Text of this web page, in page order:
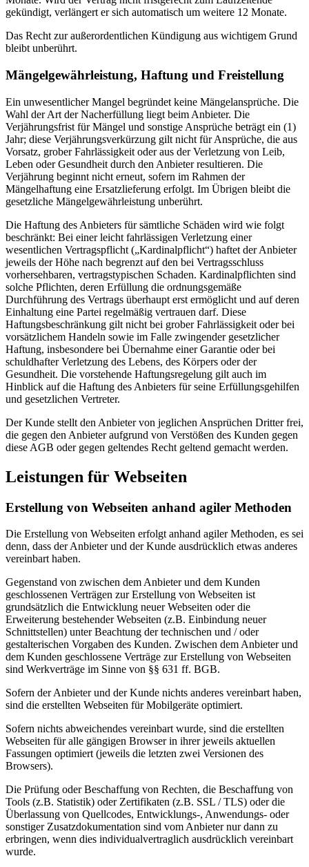
gekündigt, verlängert er sich automatisch um weitere 12 Monate.
Das Recht zur außerordentlichen Kündigung aus wichtigem Grund
bleibt unberührt.
Mängelgewährleistung, Haftung und Freistellung
Ein unwesentlicher Mangel begründet keine Mängelansprüche. Die
Wahl der Art der Nacherfüllung liegt beim Anbieter. Die
Verjährungsfrist für Mängel und sonstige Ansprüche beträgt ein (1)
Jahr; diese Verjährungsverkürzung gilt nicht für Ansprüche, die aus
Vorsatz, grober Fahrlässigkeit oder aus der Verletzung von Leib,
Leben oder Gesundheit durch den Anbieter resultieren. Die
Verjährung beginnt nicht erneut, sofern im Rahmen der
Mängelhaftung eine Ersatzlieferung erfolgt. Im Übrigen bleibt die
gesetzliche Mängelgewährleistung unberührt.
Die Haftung des Anbieters für sämtliche Schäden wird wie folgt
beschränkt: Bei einer leicht fahrlässigen Verletzung einer
wesentlichen Vertragspflicht („Kardinalpflicht“) haftet der Anbieter
jeweils der Höhe nach begrenzt auf den bei Vertragsschluss
vorhersehbaren, vertragstypischen Schaden. Kardinalpflichten sind
solche Pflichten, deren Erfüllung die ordnungsgemäße
Durchführung des Vertrags überhaupt erst ermöglicht und auf deren
Einhaltung eine Partei regelmäßig vertrauen darf. Diese
Haftungsbeschränkung gilt nicht bei grober Fahrlässigkeit oder bei
vorsätzlichem Handeln sowie im Falle zwingender gesetzlicher
Haftung, insbesondere bei Übernahme einer Garantie oder bei
schuldhafter Verletzung des Lebens, des Körpers oder der
Gesundheit. Die vorstehende Haftungsregelung gilt auch im
Hinblick auf die Haftung des Anbieters für seine Erfüllungsgehilfen
und gesetzlichen Vertreter.
Der Kunde stellt den Anbieter von jeglichen Ansprüchen Dritter frei,
die gegen den Anbieter aufgrund von Verstößen des Kunden gegen
diese AGB oder gegen geltendes Recht geltend gemacht werden.
Leistungen für Webseiten
Erstellung von Webseiten anhand agiler Methoden
Die Erstellung von Webseiten erfolgt anhand agiler Methoden, es sei
denn, dass der Anbieter und der Kunde ausdrücklich etwas anderes
vereinbart haben.
Gegenstand von zwischen dem Anbieter und dem Kunden
geschlossenen Verträgen zur Erstellung von Webseiten ist
grundsätzlich die Entwicklung neuer Webseiten oder die
Erweiterung bestehender Webseiten (z.B. Einbindung neuer
Schnittstellen) unter Beachtung der technischen und / oder
gestalterischen Vorgaben des Kunden. Zwischen dem Anbieter und
dem Kunden geschlossene Verträge zur Erstellung von Webseiten
sind Werkverträge im Sinne von §§ 631 ff. BGB.
Sofern der Anbieter und der Kunde nichts anderes vereinbart haben,
sind die erstellten Webseiten für Mobilgeräte optimiert.
Sofern nichts abweichendes vereinbart wurde, sind die erstellten
Webseiten für alle gängigen Browser in ihrer jeweils aktuellen
Fassungen optimiert (jeweils die letzten zwei Versionen des
Browsers).
Die Prüfung oder Beschaffung von Rechten, die Beschaffung von
Tools (z.B. Statistik) oder Zertifikaten (z.B. SSL / TLS) oder die
Überlassung von Quellcodes, Entwicklungs-, Anwendungs- oder
sonstiger Zusatzdokumentation sind vom Anbieter nur dann zu
erbringen, wenn dies individualvertraglich ausdrücklich vereinbart
wurde.